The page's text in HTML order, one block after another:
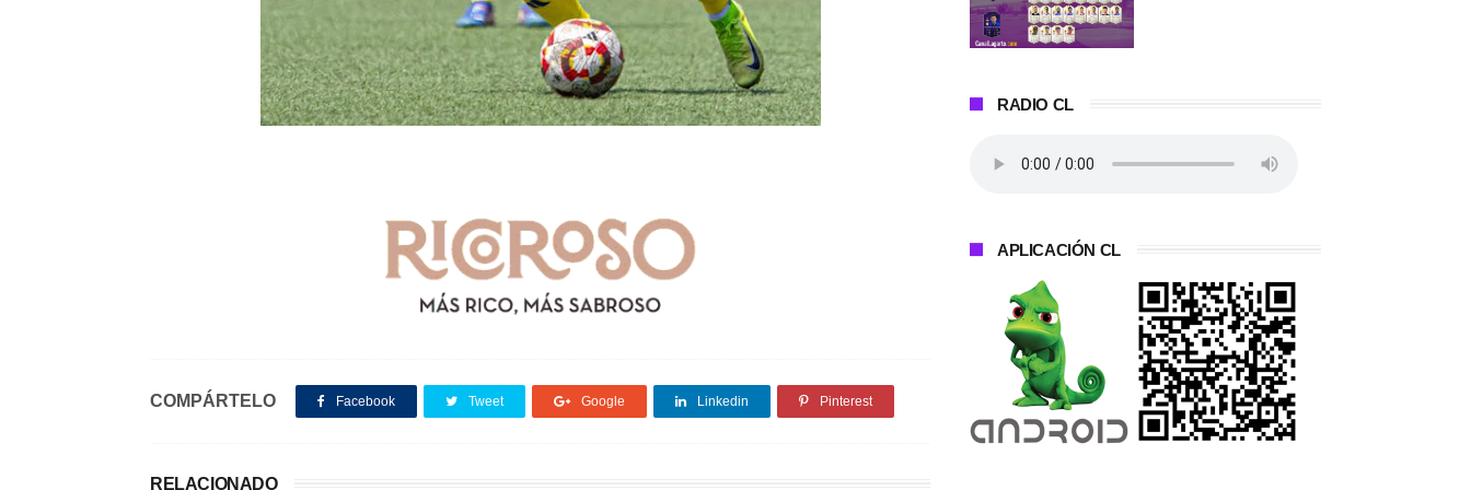
COMPÁRTELO Facebook Tweet Google Linkedin Pinterest
RELACIONADO
RADIO CL
APLICACIÓN CL